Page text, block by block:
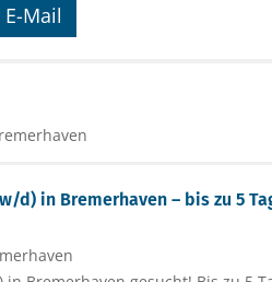
Mail
in Bremerhaven – bis zu 5